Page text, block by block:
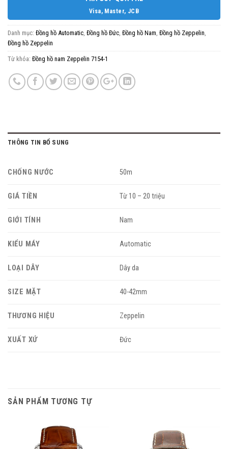
Visa, Master, JCB
Danh mục: Đồng hồ Automatic, Đồng hồ Đức, Đồng hồ Nam, Đồng hồ Zeppelin,
Đồng hồ Zeppelin
Từ khóa: Đồng hồ nam Zeppelin 7154-1
THÔNG TIN BỔ SUNG
CHỐNG NƯỚC 50m
GIÁ TIỀN Từ 10 – 20 triệu
GIỚI TÍNH Nam
KIỂU MÁY Automatic
LOẠI DÂY Dây da
SIZE MẶT 40-42mm
THƯƠNG HIỆU Zeppelin
XUẤT XỨ Đức
SẢN PHẨM TƯƠNG TỰ